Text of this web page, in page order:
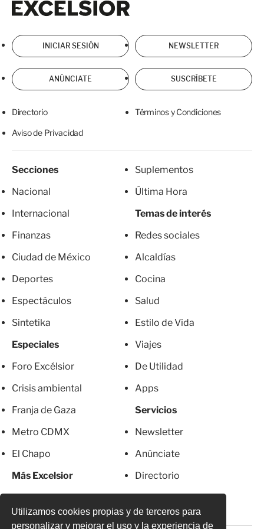
Utilizamos cookies propias y de terceros para
personalizar y mejorar el uso y la experiencia de
INICIAR SESIÓN NEWSLETTER
ANÚNCIATE SUSCRÍBETE
Directorio Términos y Condiciones
Aviso de Privacidad
Secciones
Nacional
Internacional
Finanzas
Ciudad de México
Deportes
Espectáculos
Sintetika
Especiales
Foro Excélsior
Crisis ambiental
Franja de Gaza
Metro CDMX
El Chapo
Más Excelsior
Suplementos
Última Hora
Temas de interés
Redes sociales
Alcaldías
Cocina
Salud
Estilo de Vida
Viajes
De Utilidad
Apps
Servicios
Newsletter
Anúnciate
Directorio